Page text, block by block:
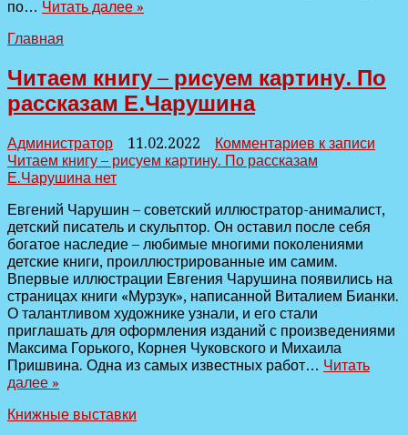
по… Читать далее »
Главная
Читаем книгу – рисуем картину. По
рассказам Е.Чарушина
Администратор 11.02.2022 Комментариев к записи
Читаем книгу – рисуем картину. По рассказам
Е.Чарушина нет
Евгений Чарушин – советский иллюстратор-анималист,
детский писатель и скульптор. Он оставил после себя
богатое наследие – любимые многими поколениями
детские книги, проиллюстрированные им самим.
Впервые иллюстрации Евгения Чарушина появились на
страницах книги «Мурзук», написанной Виталием Бианки.
О талантливом художнике узнали, и его стали
приглашать для оформления изданий с произведениями
Максима Горького, Корнея Чуковского и Михаила
Пришвина. Одна из самых известных работ… Читать
далее »
Книжные выставки